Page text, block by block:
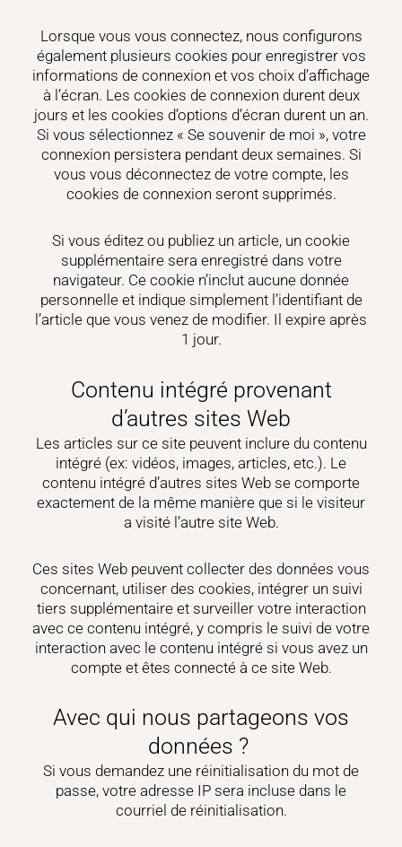
Lorsque vous vous connectez, nous configurons
également plusieurs cookies pour enregistrer vos
informations de connexion et vos choix d’affichage
à l’écran. Les cookies de connexion durent deux
jours et les cookies d’options d’écran durent un an.
Si vous sélectionnez « Se souvenir de moi », votre
connexion persistera pendant deux semaines. Si
vous vous déconnectez de votre compte, les
cookies de connexion seront supprimés.
Si vous éditez ou publiez un article, un cookie
supplémentaire sera enregistré dans votre
navigateur. Ce cookie n’inclut aucune donnée
personnelle et indique simplement l’identifiant de
l’article que vous venez de modifier. Il expire après
1 jour.
Contenu intégré provenant
d’autres sites Web
Les articles sur ce site peuvent inclure du contenu
intégré (ex: vidéos, images, articles, etc.). Le
contenu intégré d’autres sites Web se comporte
exactement de la même manière que si le visiteur
a visité l’autre site Web.
Ces sites Web peuvent collecter des données vous
concernant, utiliser des cookies, intégrer un suivi
tiers supplémentaire et surveiller votre interaction
avec ce contenu intégré, y compris le suivi de votre
interaction avec le contenu intégré si vous avez un
compte et êtes connecté à ce site Web.
Avec qui nous partageons vos
données ?
Si vous demandez une réinitialisation du mot de
passe, votre adresse IP sera incluse dans le
courriel de réinitialisation.